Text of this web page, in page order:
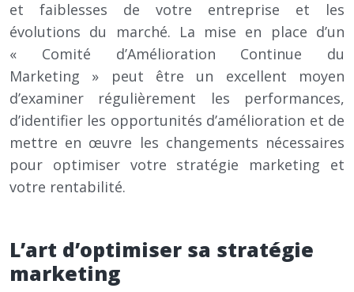
et faiblesses de votre entreprise et les
évolutions du marché. La mise en place d’un
« Comité d’Amélioration Continue du
Marketing » peut être un excellent moyen
d’examiner régulièrement les performances,
d’identifier les opportunités d’amélioration et de
mettre en œuvre les changements nécessaires
pour optimiser votre stratégie marketing et
votre rentabilité.
L’art d’optimiser sa stratégie
marketing